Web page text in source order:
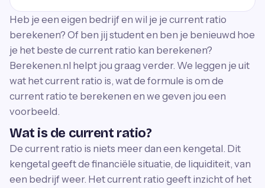
Heb je een eigen bedrijf en wil je je current ratio
berekenen? Of ben jij student en ben je benieuwd hoe
je het beste de current ratio kan berekenen?
Berekenen.nl helpt jou graag verder. We leggen je uit
wat het current ratio is, wat de formule is om de
current ratio te berekenen en we geven jou een
voorbeeld.
Wat is de current ratio?
De current ratio is niets meer dan een kengetal. Dit
kengetal geeft de financiële situatie, de liquiditeit, van
een bedrijf weer. Het current ratio geeft inzicht of het